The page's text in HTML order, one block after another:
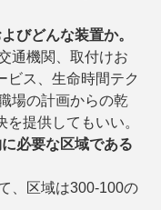
びどんな装置か。
通機関、取付けお
ビス、生命時間テク
場の計画からの乾
提供してもいい。
必要な区域である
、区域は300-100の